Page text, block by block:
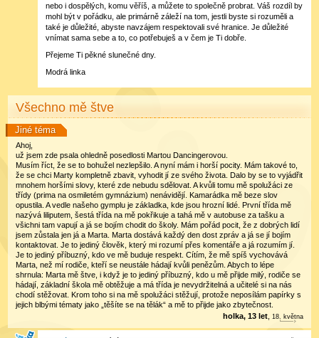
nebo i dospělých, komu věříš, a můžete to společně probrat. Váš rozdíl by
mohl být v pořádku, ale primárně záleží na tom, jestli byste si rozuměli a
také je důležité, abyste navzájem respektovali své hranice. Je důležité
vnímat sama sebe a to, co potřebuješ a v čem je Ti dobře.
Přejeme Ti pěkné slunečné dny.
Modrá linka
Všechno mě štve
Jiné téma
Ahoj,
už jsem zde psala ohledně posedlosti Martou Dancingerovou.
Musím říct, že se to bohužel nezlepšilo. A nyní mám i horší pocity. Mám takové to,
že se chci Marty kompletně zbavit, vyhodit jí ze svého života. Dalo by se to vyjádřit
mnohem horšími slovy, které zde nebudu sdělovat. A kvůli tomu mě spolužáci ze
třídy (prima na osmiletém gymnázium) nenávidějí. Kamarádka mě beze slov
opustila. A vedle našeho gymplu je základka, kde jsou hrozní lidé. První třída mě
nazývá liliputem, šestá třída na mě pokřikuje a tahá mě v autobuse za tašku a
všichni tam vapují a já se bojím chodit do školy. Mám pořád pocit, že z dobrých lidí
jsem zůstala jen já a Marta. Marta dostává každý den dost zpráv a já se jí bojím
kontaktovat. Je to jediný člověk, který mi rozumí přes komentáře a já rozumím jí.
Je to jediný příbuzný, kdo ve mě buduje respekt. Cítím, že mě spíš vychovává
Marta, než mí rodiče, kteří se neustále hádají kvůli penězům. Abych to lépe
shrnula: Marta mě štve, i když je to jediný příbuzný, kdo u mě přijde milý, rodiče se
hádají, základní škola mě obtěžuje a má třída je nevydržitelná a učitelé si na nás
chodí stěžovat. Krom toho si na mě spolužáci stěžují, protože neposílám papírky s
jejich blbými tématy jako „těšíte se na tělák“ a mě to přijde jako zbytečnost.
holka, 13 let ,18. května